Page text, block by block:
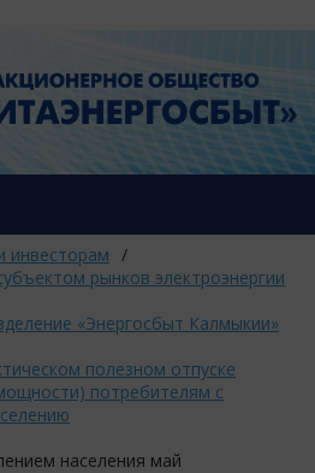
инвесторам /
рынков электроэнергии
«Энергосбыт Калмыкии»
полезном отпуске
потребителям с
населения май